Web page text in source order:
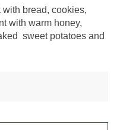
with bread, cookies,
with warm honey,
sweet potatoes and